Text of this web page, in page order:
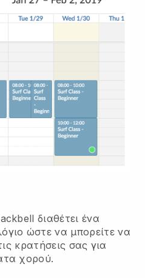
διαθέτει ένα
ώστε να μπορείτε να
κρατήσεις σας για
χορού.